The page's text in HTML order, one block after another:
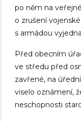
po něm na
o zrušení
s armádou
Před obecním
ve středu před
zavřené, na
viselo oznámení,
neschopnosti